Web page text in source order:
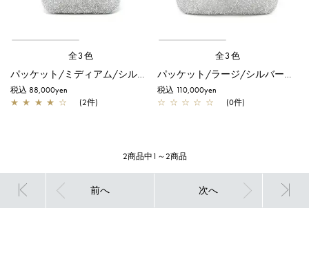
全3色
パッケット/ミディアム/シルバー【一部店舗先行販売商品】
税込 88,000yen
★ ★ ★ ★ ☆ (2件)
全3色
パッケット/ラージ/シルバー【一部店舗先行販売商品】
税込 110,000yen
☆ ☆ ☆ ☆ ☆ (0件)
2商品中1～2商品
前へ 次へ